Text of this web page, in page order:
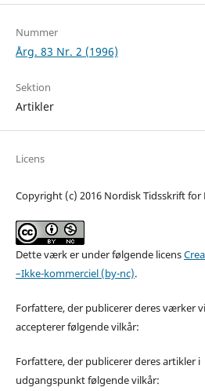
Nummer
Årg. 83 Nr. 2 (1996)
Sektion
Artikler
Licens
Copyright (c) 2016 Nordisk Tidsskrift
Dette værk er under følgende licens
–Ikke-kommerciel (by-nc).
Forfattere, der publicerer deres værker
accepterer følgende vilkår:
Forfattere, der publicerer deres artikler i
udgangspunkt følgende vilkår: